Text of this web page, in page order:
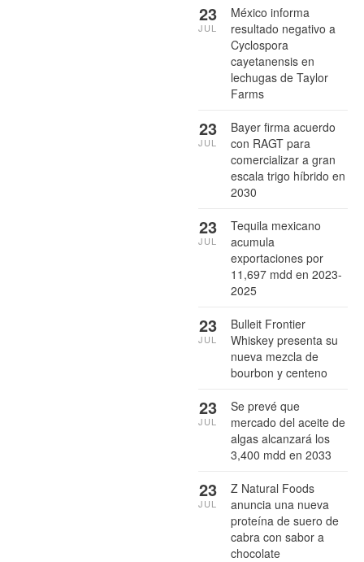
México informa
resultado negativo a
Cyclospora
cayetanensis en
lechugas de Taylor
Farms
23
JUL
Bayer firma acuerdo
con RAGT para
comercializar a gran
escala trigo híbrido en
2030
23
JUL
Tequila mexicano
acumula
exportaciones por
11,697 mdd en 2023-
2025
23
JUL
Bulleit Frontier
Whiskey presenta su
nueva mezcla de
bourbon y centeno
23
JUL
Se prevé que
mercado del aceite de
algas alcanzará los
3,400 mdd en 2033
23
JUL
Z Natural Foods
anuncia una nueva
proteína de suero de
cabra con sabor a
chocolate
23
JUL